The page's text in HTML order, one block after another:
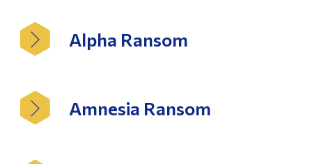
Alpha Ransom
Amnesia Ransom